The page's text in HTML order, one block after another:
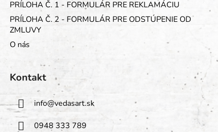
PRÍLOHA Č. 1 - FORMULÁR PRE REKLAMÁCIU
PRÍLOHA Č. 2 - FORMULÁR PRE ODSTÚPENIE OD
ZMLUVY
O nás
Kontakt
info@vedasart.sk
0948 333 789